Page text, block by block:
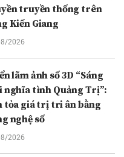
truyền thống trên
Kiến Giang
2026
lãm ảnh số 3D “Sáng
nghĩa tình Quảng Trị”:
tỏa giá trị tri ân bằng
nghệ số
2026